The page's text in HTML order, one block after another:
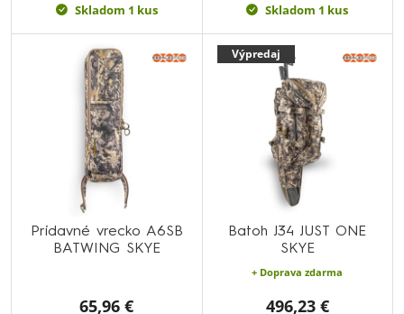
Skladom 1 kus Skladom 1 kus
Prídavné vrecko A6SB
BATWING SKYE
65,96 €
Výpredaj
Batoh J34 JUST ONE
SKYE
+ Doprava zdarma
496,23 €